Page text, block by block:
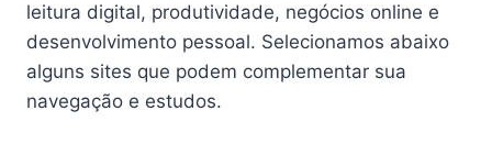
leitura digital, produtividade, negócios online e
desenvolvimento pessoal. Selecionamos abaixo
alguns sites que podem complementar sua
navegação e estudos.